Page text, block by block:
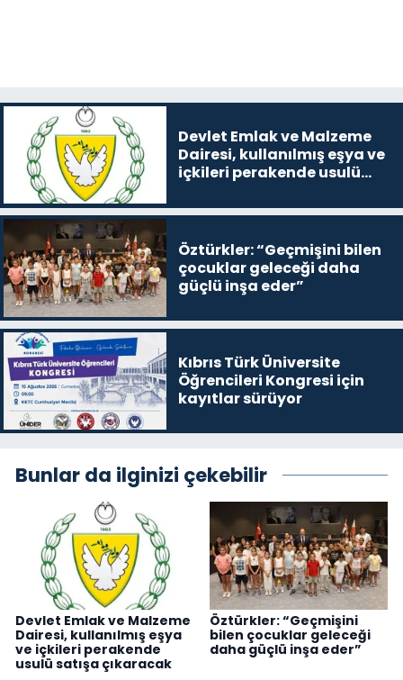
Devlet Emlak ve Malzeme
Dairesi, kullanılmış eşya ve
içkileri perakende usulü
Öztürkler: “Geçmişini bilen
çocuklar geleceği daha
güçlü inşa eder”
Kıbrıs Türk Üniversite
Öğrencileri Kongresi için
kayıtlar sürüyor
Bunlar da ilginizi çekebilir
Devlet Emlak ve Malzeme
Dairesi, kullanılmış eşya
ve içkileri perakende
usulü satışa çıkaracak
Öztürkler: “Geçmişini
bilen çocuklar geleceği
daha güçlü inşa eder”